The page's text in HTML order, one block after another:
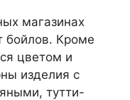
магазинах
бойлов. Кроме
цветом и
изделия с
тутти-